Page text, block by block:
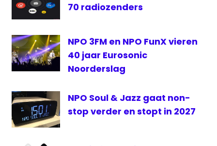
70 radiozenders
NPO 3FM en NPO FunX vieren
40 jaar Eurosonic
Noorderslag
NPO Soul & Jazz gaat non-
stop verder en stopt in 2027